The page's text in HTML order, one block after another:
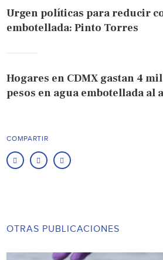
Urgen políticas para reducir
embotellada: Pinto Torres
Hogares en CDMX gastan 4
pesos en agua embotellada al
COMPARTIR
OTRAS PUBLICACIONES